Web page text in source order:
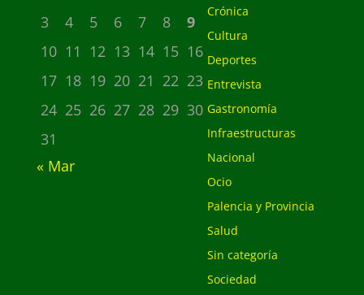
3
4 5 6 7 8
9
10 11 12 13 14 15 16
17 18 19 20 21 22 23
24 25 26 27 28 29 30
31
« Mar
Crónica
Cultura
Deportes
Entrevista
Gastronomía
Infraestructuras
Nacional
Ocio
Palencia y Provincia
Salud
Sin categoría
Sociedad